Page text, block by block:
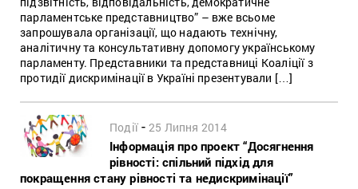
парламентське представництво” – вже всьоме
запрошувала організації, що надають технічну,
аналітичну та консультативну допомогу українському
парламенту. Представники та представниці Коаліції з
протидії дискримінації в Україні презентували […]
Події - 25 Липня 2014
Інформація про проект “Досягнення
рівності: спільний підхід для
покращення стану рівності та недискримінації”